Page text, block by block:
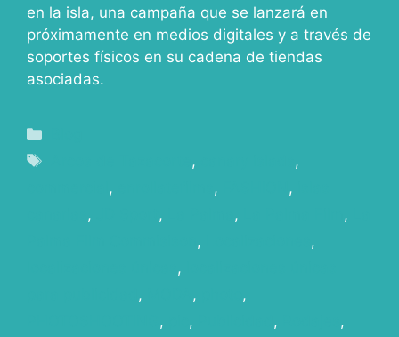
en la isla, una campaña que se lanzará en
próximamente en medios digitales y a través de
soportes físicos en su cadena de tiendas
asociadas.
,
,
, , ,
, , , ,
,
,
,
, ,
,
, , ,
,